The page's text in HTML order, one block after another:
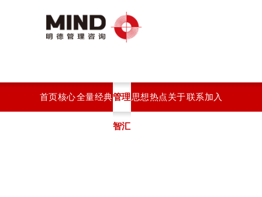
首页核心全量经典管理
智汇
思想热点关于联系加入